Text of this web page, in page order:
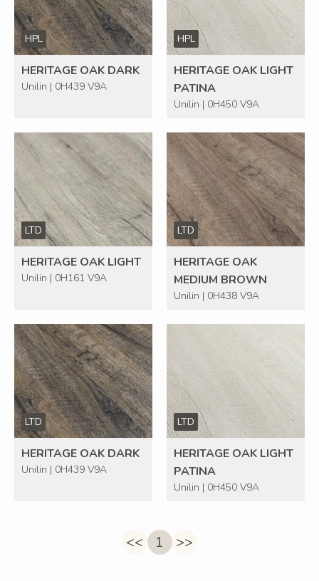
HPL
HERITAGE OAK DARK
Unilin | 0H439 V9A
HPL
HERITAGE OAK LIGHT
PATINA
Unilin | 0H450 V9A
LTD
HERITAGE OAK LIGHT
Unilin | 0H161 V9A
LTD
HERITAGE OAK
MEDIUM BROWN
Unilin | 0H438 V9A
LTD
HERITAGE OAK DARK
Unilin | 0H439 V9A
LTD
HERITAGE OAK LIGHT
PATINA
Unilin | 0H450 V9A
<< 1 >>